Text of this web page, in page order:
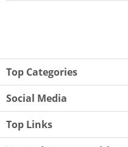
Top Categories
Social Media
Top Links